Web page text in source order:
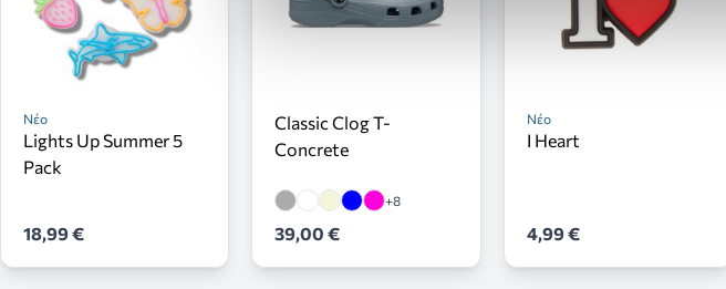
Νέο
Lights Up Summer 5
Pack
18,99 €
Classic Clog T-
Concrete
+8
39,00 €
Νέο
I Heart
4,99 €